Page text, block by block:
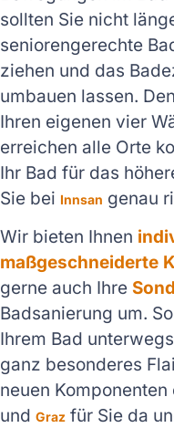
sollten Sie nicht
seniorengerechte
ziehen und das
umbauen lassen.
Ihren eigenen vier
erreichen alle Orte
Ihr Bad für das
Sie bei Innsan genau
Wir bieten Ihnen
maßgeschneiderte
gerne auch Ihre
Badsanierung um.
Ihrem Bad
ganz besonderes
neuen
und Graz für Sie da